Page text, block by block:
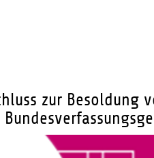
zur Besoldung